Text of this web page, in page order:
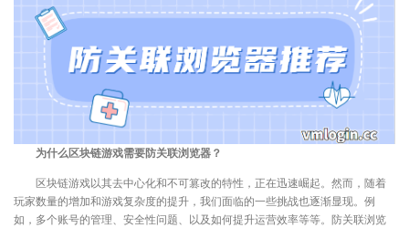
为什么区块链游戏需要防关联浏览器？
区块链游戏以其去中心化和不可篡改的特性，正在迅速崛起。然而，随着
玩家数量的增加和游戏复杂度的提升，我们面临的一些挑战也逐渐显现。例
如，多个账号的管理、安全性问题、以及如何提升运营效率等等。防关联浏览